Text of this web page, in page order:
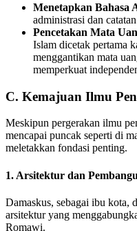
Menetapkan Bahasa
administrasi dan
Pencetakan Mata
Islam dicetak pertama
menggantikan mata
memperkuat
C. Kemajuan Ilmu
Meskipun pergerakan ilmu
mencapai puncak seperti di
meletakkan fondasi penting.
1. Arsitektur dan
Damaskus, sebagai ibu kota,
arsitektur yang
Romawi.